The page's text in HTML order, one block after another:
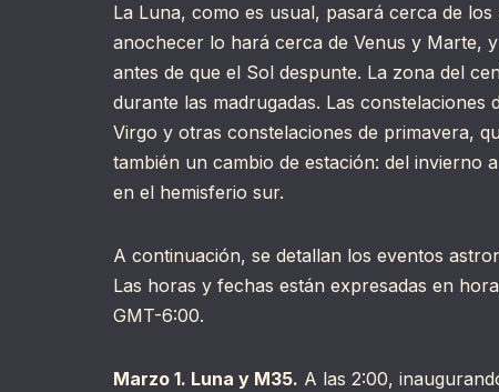
La Luna, como es usual, pasará cerca de
anochecer lo hará cerca de Venus y Marte,
antes de que el Sol despunte. La zona del
durante las madrugadas. Las
Virgo y otras constelaciones de primavera,
también un cambio de estación: del invierno
en el hemisferio sur.
A continuación, se detallan los eventos
Las horas y fechas están expresadas en
GMT-6:00.
Marzo 1. Luna y M35. A las 2:00,